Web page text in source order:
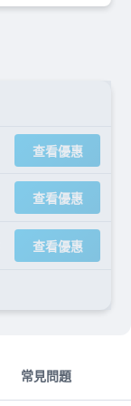
查看優惠
查看優惠
查看優惠
常見問題